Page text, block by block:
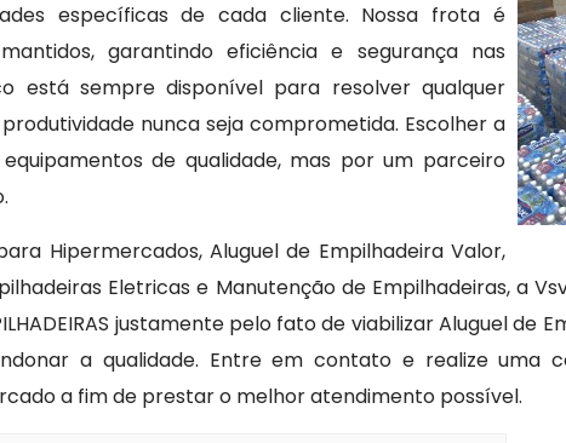
específicas de cada cliente. Nossa frota é
garantindo eficiência e segurança nas
está sempre disponível para resolver qualquer
nunca seja comprometida. Escolher a
equipamentos de qualidade, mas por um parceiro
Hipermercados, Aluguel de Empilhadeira Valor,
Eletricas e Manutenção de Empilhadeiras, a
justamente pelo fato de viabilizar Aluguel de
a qualidade. Entre em contato e realize uma
a fim de prestar o melhor atendimento possível.